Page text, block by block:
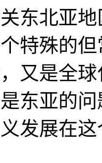
东北亚
特殊的
又是全
东亚的
发展在